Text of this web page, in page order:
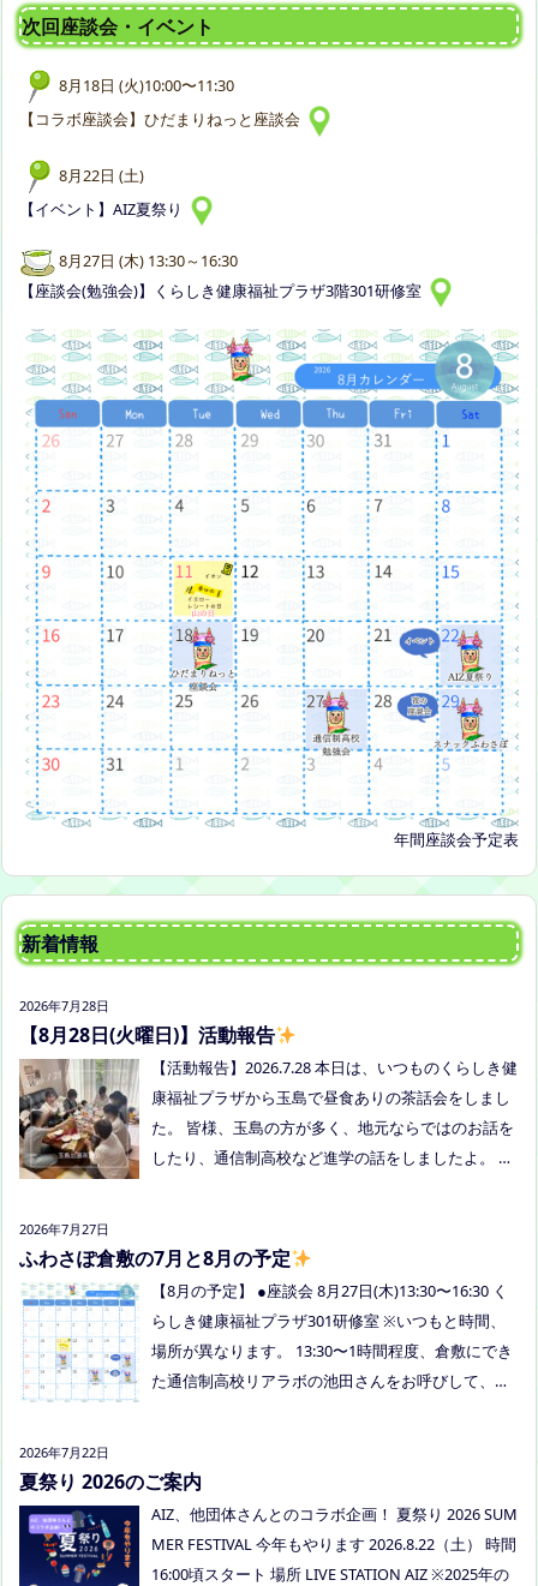
次回座談会・イベント
8月18日 (火)10:00〜11:30
【コラボ座談会】ひだまりねっと座談会
8月22日 (土)
【イベント】AIZ夏祭り
8月27日 (木) 13:30～16:30
【座談会(勉強会)】くらしき健康福祉プラザ3階301研修室
年間座談会予定表
新着情報
2026年7月28日
【8月28日(火曜日)】活動報告
【活動報告】2026.7.28 本日は、いつものくらしき健
康福祉プラザから玉島で昼食ありの茶話会をしまし
た。 皆様、玉島の方が多く、地元ならではのお話を
したり、通信制高校など進学の話をしましたよ。 通
ていただく予定にしていますので、ご興味のある方
2026年7月27日
ふわさぽ倉敷の7月と8月の予定
【8月の予定】 ●座談会 8月27日(木)13:30〜16:30 く
らしき健康福祉プラザ301研修室 ※いつもと時間、
場所が異なります。 13:30〜1時間程度、倉敷にでき
た通信制高校リアラボの池田さんをお呼びして、通
でお知らせください。 ●スナックふわさぽ(夜のごは
まつフリースクール(岡山市南区植松312-6) 参加者：
2026年7月22日
夏祭り 2026のご案内
AIZ、他団体さんとのコラボ企画！ 夏祭り 2026 SUM
MER FESTIVAL 今年もやります 2026.8.22（土） 時間
16:00頃スタート 場所 LIVE STATION AIZ ※2025年の